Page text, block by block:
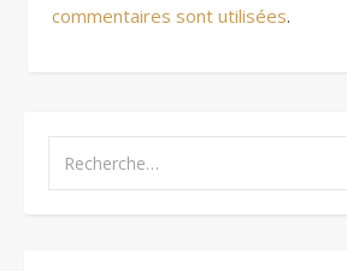
commentaires sont utilisées.